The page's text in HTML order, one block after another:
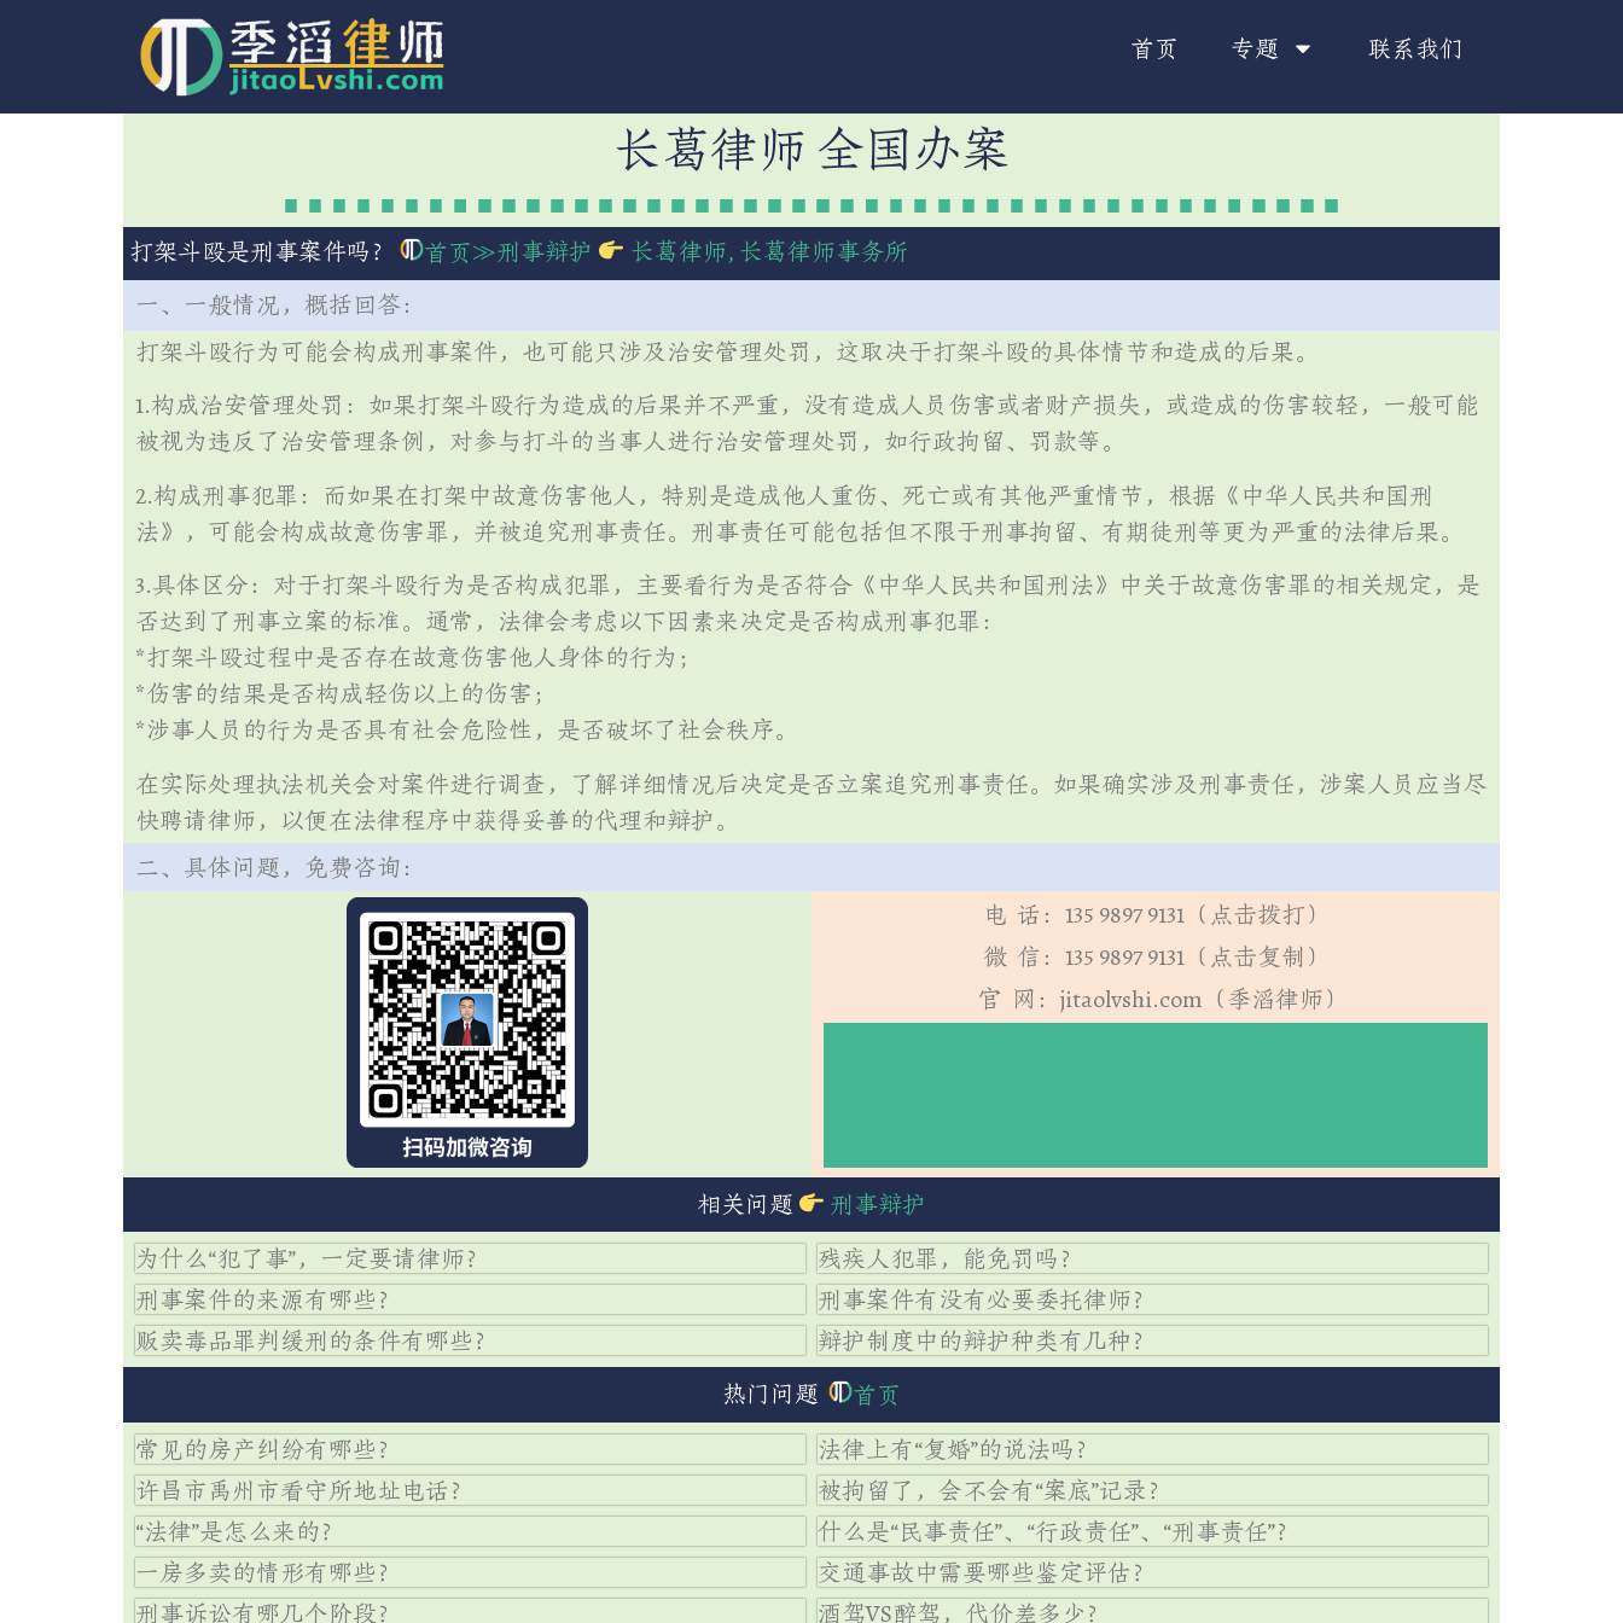
首页 专题 联系我们
长葛律师 全国办案
打架斗殴是刑事案件吗？ 首页≫刑事辩护 长葛律师 长葛律师事务所
一、一般情况，概括回答：
打架斗殴行为可能会构成刑事案件，也可能只涉及治安管理处罚，这取决于打架斗殴的具体情节和造成的后果。
1.构成治安管理处罚：如果打架斗殴行为造成的后果并不严重，没有造成人员伤害或者财产损失，或造成的伤害较轻，一般可能
被视为违反了治安管理条例，对参与打斗的当事人进行治安管理处罚，如行政拘留、罚款等。
2.构成刑事犯罪：而如果在打架中故意伤害他人，特别是造成他人重伤、死亡或有其他严重情节，根据《中华人民共和国刑
法》，可能会构成故意伤害罪，并被追究刑事责任。刑事责任可能包括但不限于刑事拘留、有期徒刑等更为严重的法律后果。
3.具体区分：对于打架斗殴行为是否构成犯罪，主要看行为是否符合《中华人民共和国刑法》中关于故意伤害罪的相关规定，是
否达到了刑事立案的标准。通常，法律会考虑以下因素来决定是否构成刑事犯罪：
*打架斗殴过程中是否存在故意伤害他人身体的行为；
*伤害的结果是否构成轻伤以上的伤害；
*涉事人员的行为是否具有社会危险性，是否破坏了社会秩序。
在实际处理执法机关会对案件进行调查，了解详细情况后决定是否立案追究刑事责任。如果确实涉及刑事责任，涉案人员应当尽
快聘请律师，以便在法律程序中获得妥善的代理和辩护。
二、具体问题，免费咨询：
电 话：135 9897 9131（点击拨打）
微 信：135 9897 9131（点击复制）
官 网：jitaolvshi.com（季滔律师）
免费【普法宣讲】
相关问题 刑事辩护
为什么“犯了事”，一定要请律师？
残疾人犯罪，能免罚吗？
刑事案件的来源有哪些？
刑事案件有没有必要委托律师？
贩卖毒品罪判缓刑的条件有哪些？
辩护制度中的辩护种类有几种？
热门问题 首页
常见的房产纠纷有哪些？
法律上有“复婚”的说法吗？
许昌市禹州市看守所地址电话？
被拘留了，会不会有“案底”记录？
“法律”是怎么来的？
什么是“民事责任”、“行政责任”、“刑事责任”？
一房多卖的情形有哪些？
交通事故中需要哪些鉴定评估？
刑事诉讼有哪几个阶段？
酒驾VS醉驾，代价差多少？